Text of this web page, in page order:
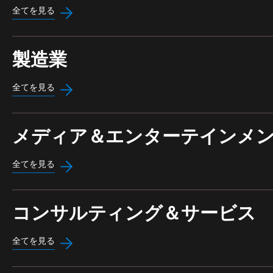
全てを見る
製造業
全てを見る
メディア＆エンターテインメ
全てを見る
コンサルティング＆サービス
全てを見る